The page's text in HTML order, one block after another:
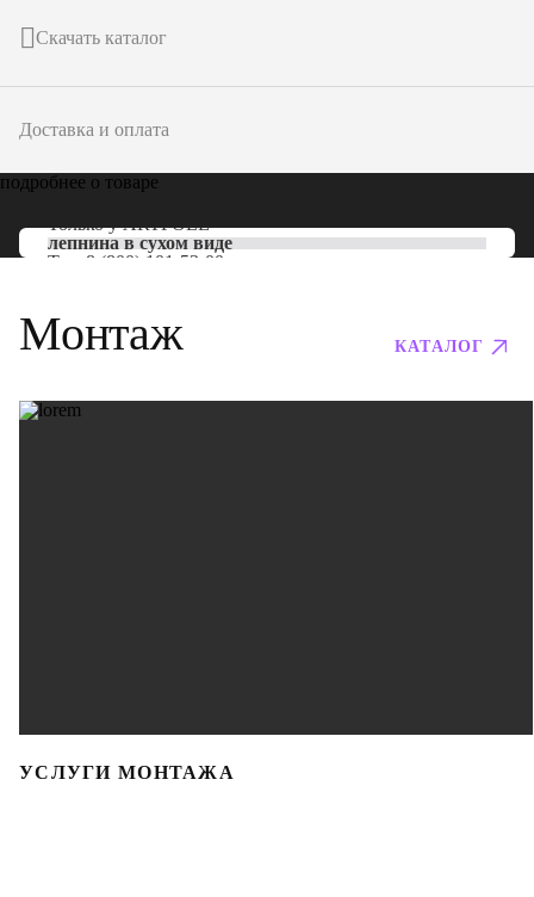
Скачать каталог
Доставка и оплата
подробнее о товаре
Только уARTPOLE
лепнина в сухом виде
Тел: 8 (800) 101-53-00
Монтаж КАТАЛОГ
УСЛУГИ МОНТАЖА